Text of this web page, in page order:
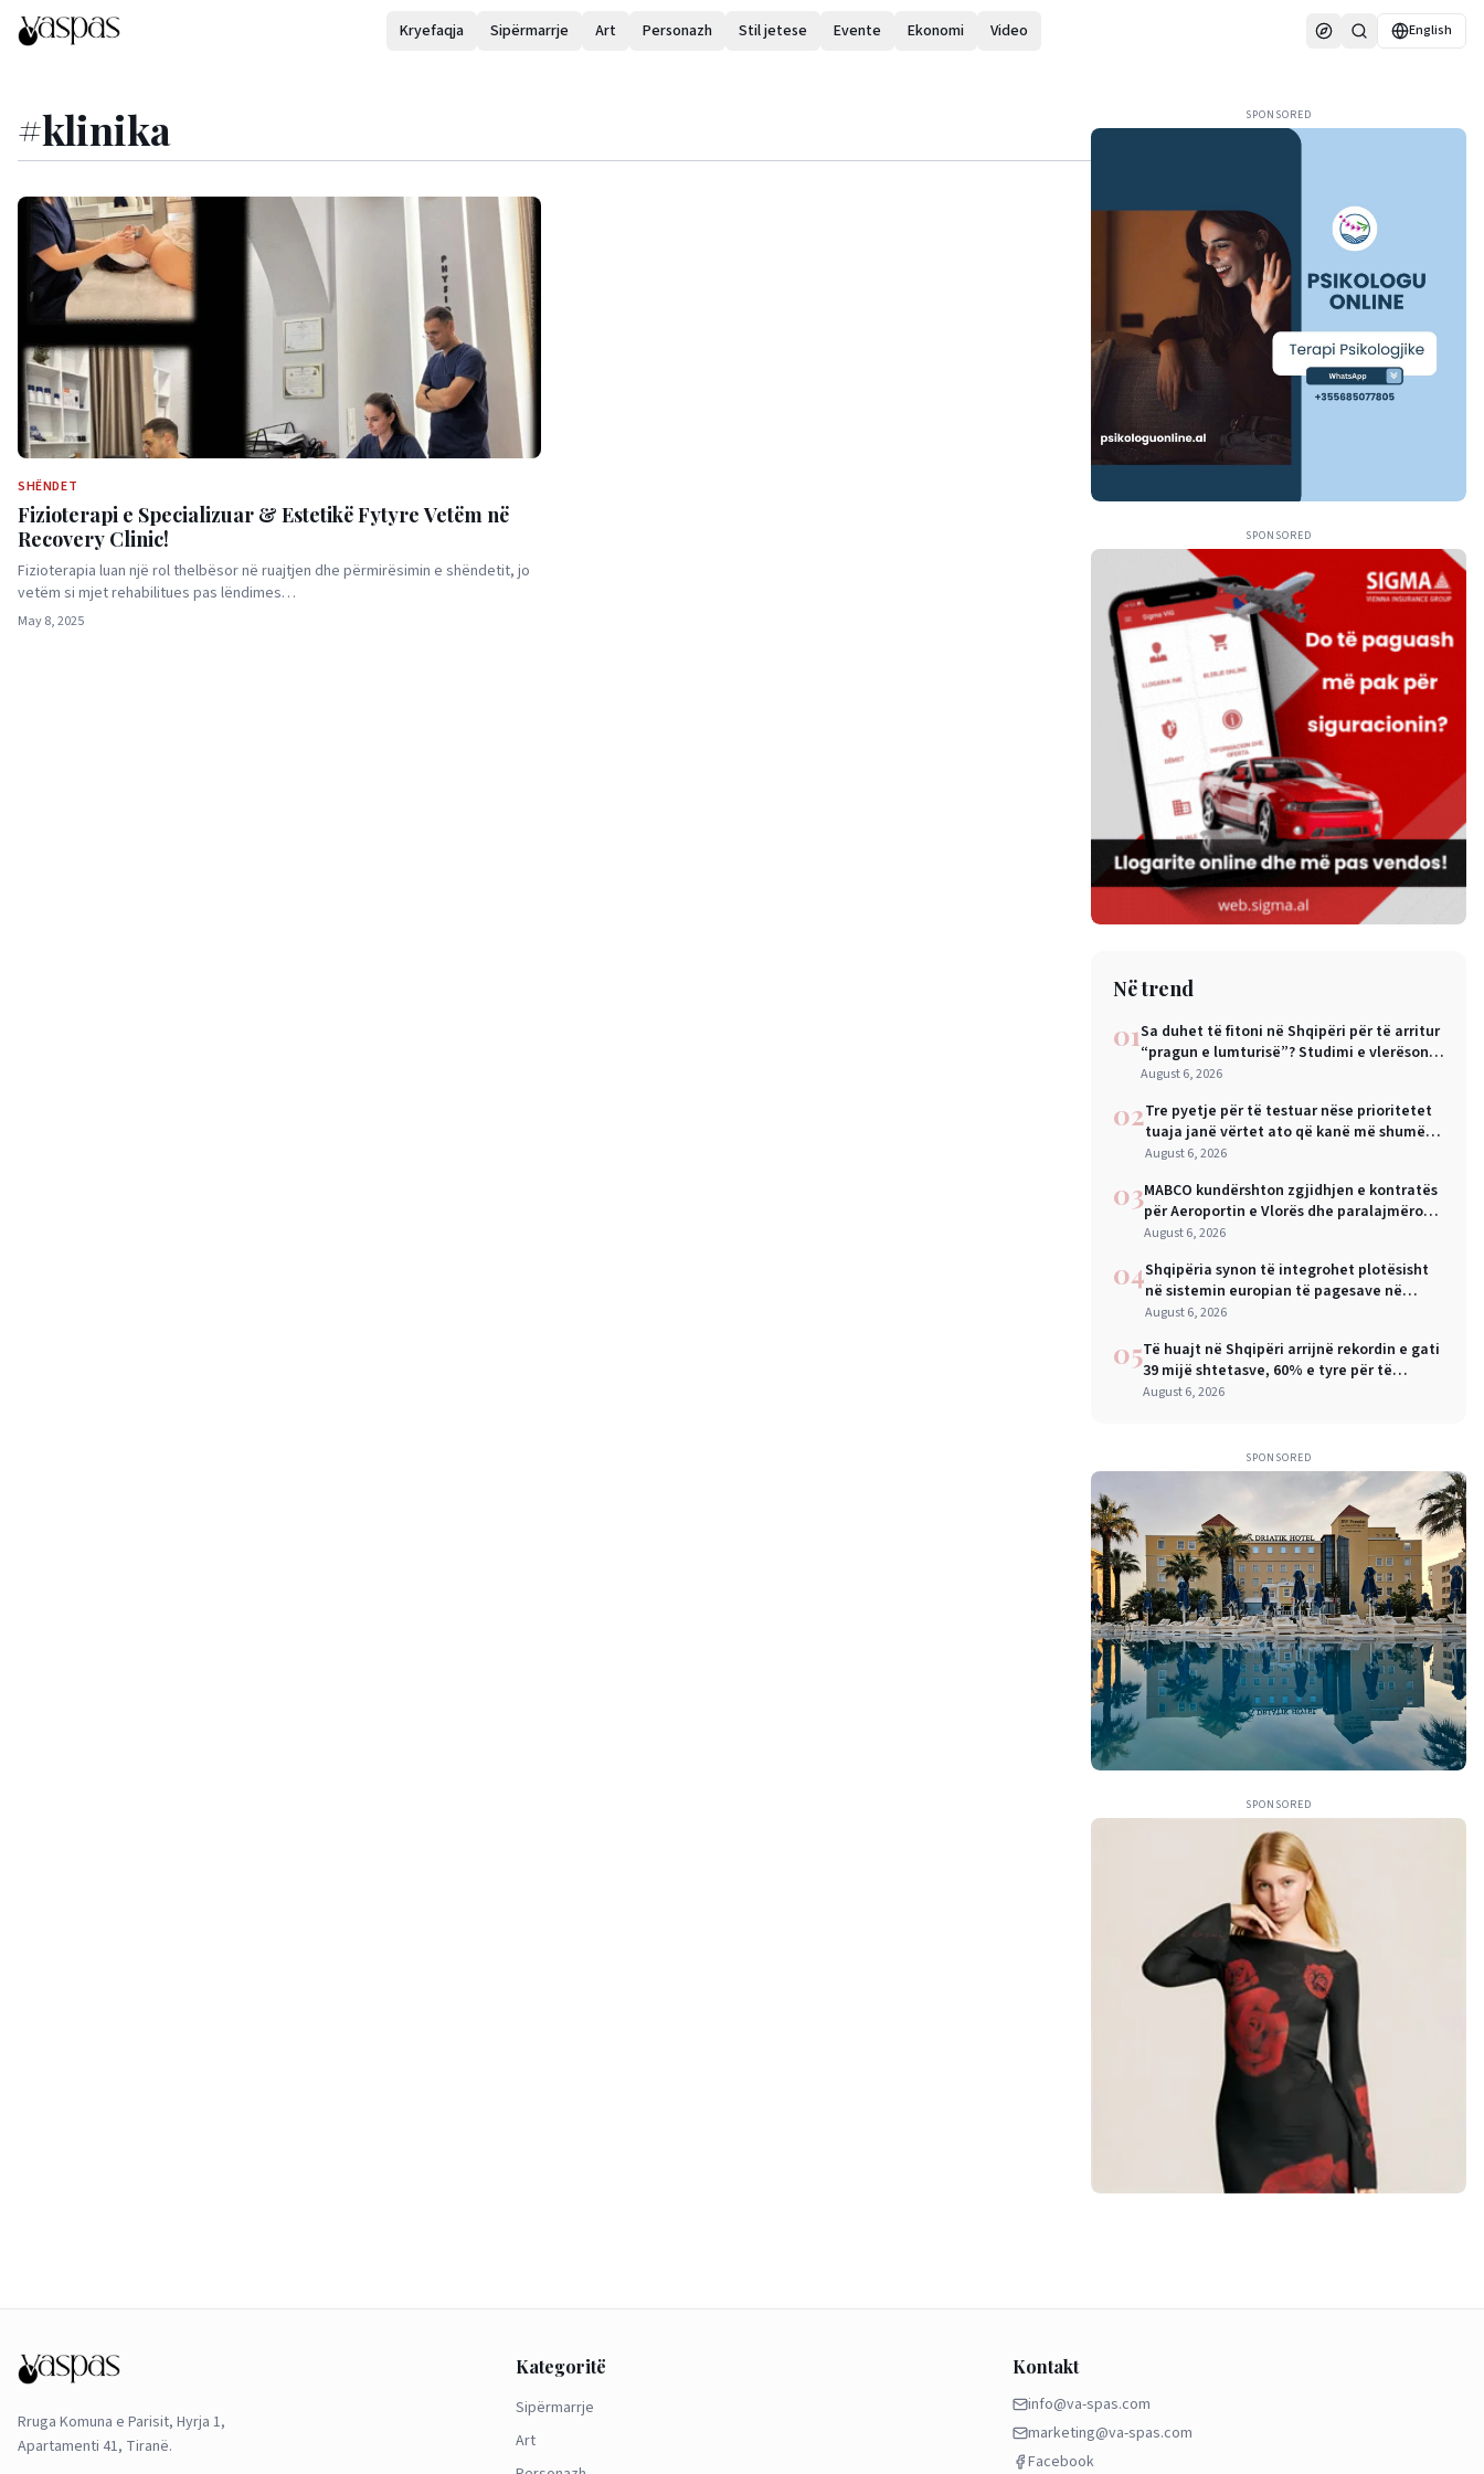
Kryefaqja Sipërmarrje Art Personazh Stil jetese Evente Ekonomi Video English
#klinika
SHËNDET
Fizioterapi e Specializuar & Estetikë Fytyre Vetëm në
Recovery Clinic!
Fizioterapia luan një rol thelbësor në ruajtjen dhe përmirësimin e shëndetit, jo
vetëm si mjet rehabilitues pas lëndimes…
May 8, 2025
SPONSORED
SPONSORED
Në trend
01Sa duhet të fitoni në Shqipëri për të arritur
“pragun e lumturisë”? Studimi e vlerëson
në 28 mijë dollarë në vit
August 6, 2026
02Tre pyetje për të testuar nëse prioritetet
tuaja janë vërtet ato që kanë më shumë
rëndësi
August 6, 2026
03MABCO kundërshton zgjidhjen e kontratës
për Aeroportin e Vlorës dhe paralajmëron
arbitrazh ndërkombëtar
August 6, 2026
04Shqipëria synon të integrohet plotësisht
në sistemin europian të pagesave në
nëntor, Sejko: Kursime të mëdha për
August 6, 2026
05Të huajt në Shqipëri arrijnë rekordin e gati
39 mijë shtetasve, 60% e tyre për të
punuar
August 6, 2026
SPONSORED
SPONSORED
Rruga Komuna e Parisit, Hyrja 1,
Apartamenti 41, Tiranë.
Kategoritë
Sipërmarrje
Art
Kontakt
info@va-spas.com
marketing@va-spas.com
Facebook